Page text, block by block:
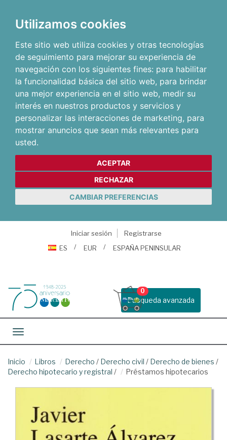
Utilizamos cookies
Este sitio web utiliza cookies y otras tecnologías
de seguimiento para mejorar su experiencia de
navegación con los siguientes fines: para habilitar
la funcionalidad básica del sitio web, para brindar
una mejor experiencia en el sitio web, medir su
interés en nuestros productos y servicios y
personalizar las interacciones de marketing, para
mostrar anuncios que sean más relevantes para
usted.
ACEPTAR
RECHAZAR
CAMBIAR PREFERENCIAS
Iniciar sesión
Registrarse
ES
EUR ESPAÑA PENINSULAR
Busqueda avanzada
0
Toggle navigation
Inicio Libros Derecho / Derecho civil / Derecho de bienes /
Derecho hipotecario y registral / Préstamos hipotecarios